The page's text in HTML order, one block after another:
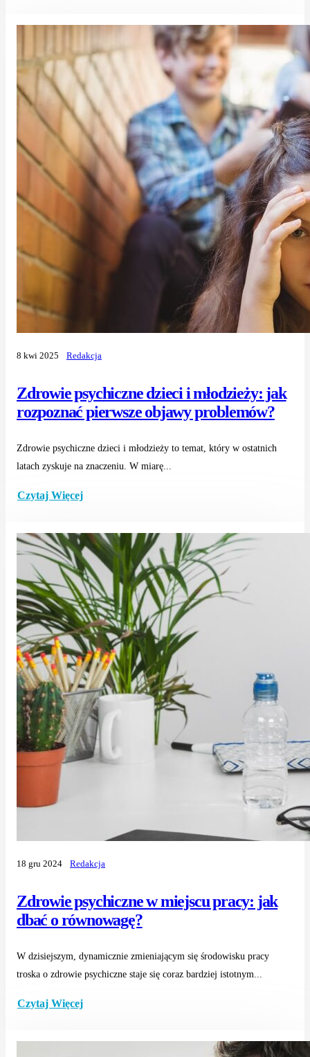
Zdrowie psychiczne dzieci i młodzieży: jak
rozpoznać pierwsze objawy problemów?
8 kwi 2025 Redakcja
Zdrowie psychiczne dzieci i młodzieży to temat, który w ostatnich
latach zyskuje na znaczeniu. W miarę...
Czytaj Więcej
Zdrowie psychiczne w miejscu pracy: jak
dbać o równowagę?
18 gru 2024 Redakcja
W dzisiejszym, dynamicznie zmieniającym się środowisku pracy
troska o zdrowie psychiczne staje się coraz bardziej istotnym...
Czytaj Więcej